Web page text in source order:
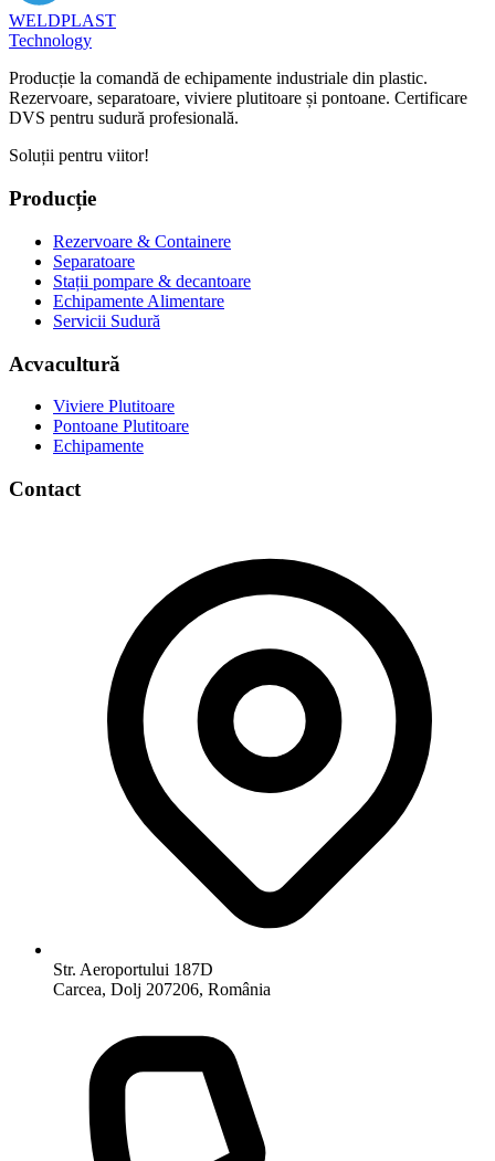
WELDPLAST
Technology
Producție la comandă de echipamente industriale din plastic.
Rezervoare, separatoare, viviere plutitoare și pontoane. Certificare
DVS pentru sudură profesională.
Soluții pentru viitor!
Producție
Rezervoare & Containere
Separatoare
Stații pompare & decantoare
Echipamente Alimentare
Servicii Sudură
Acvacultură
Viviere Plutitoare
Pontoane Plutitoare
Echipamente
Contact
Str. Aeroportului 187D
Carcea, Dolj 207206, România